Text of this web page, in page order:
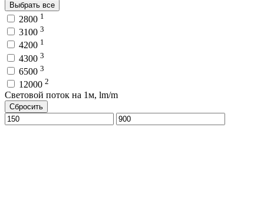
Выбрать все
2800 1
3100 3
4200 1
4300 3
6500 3
12000 2
Световой поток на 1м, lm/m
Сбросить